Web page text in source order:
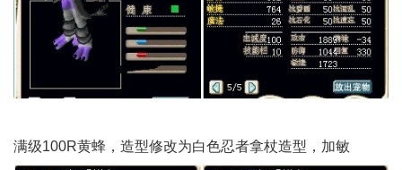
满级100R黄蜂，造型修改为白色忍者拿杖造型，加敏